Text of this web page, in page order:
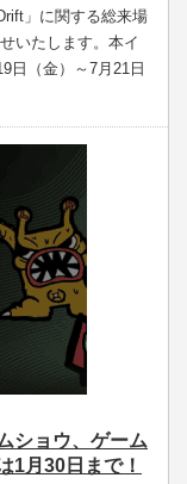
」に関する総来場
いたします。本イ
日（金）～7月21日
ショウ、ゲーム
1月30日まで！